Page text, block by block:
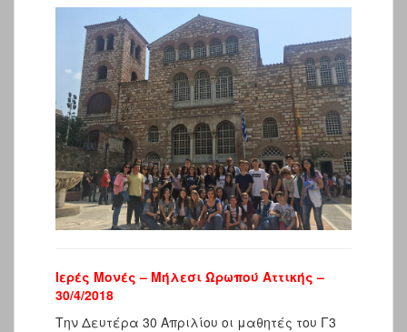
Ιερές Μονές – Μήλεσι Ωρωπού Αττικής –
30/4/2018
Την Δευτέρα 30 Απριλίου οι μαθητές του Γ3